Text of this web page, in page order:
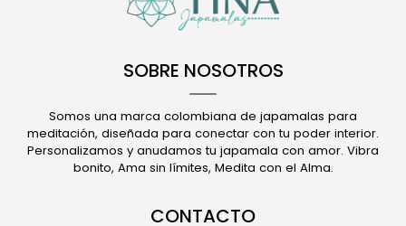
SOBRE NOSOTROS
Somos una marca colombiana de japamalas para
meditación, diseñada para conectar con tu poder interior.
Personalizamos y anudamos tu japamala con amor. Vibra
bonito, Ama sin límites, Medita con el Alma.
CONTACTO